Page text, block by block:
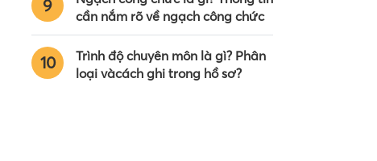
9
cần nắm rõ về ngạch công chức
10
Trình độ chuyên môn là gì? Phân
loại vàcách ghi trong hồ sơ?